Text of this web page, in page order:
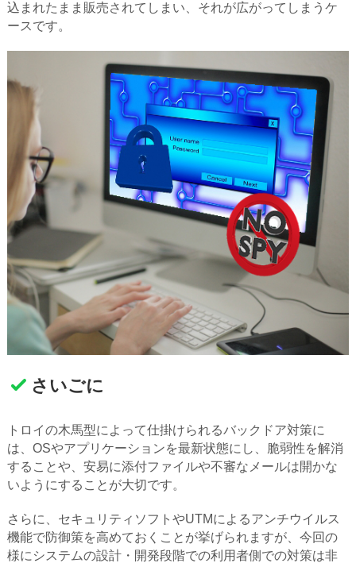
込まれたまま販売されてしまい、それが広がってしまうケ
ースです。
さいごに
トロイの木馬型によって仕掛けられるバックドア対策に
は、OSやアプリケーションを最新状態にし、脆弱性を解消
することや、安易に添付ファイルや不審なメールは開かな
いようにすることが大切です。
さらに、セキュリティソフトやUTMによるアンチウイルス
機能で防御策を高めておくことが挙げられますが、今回の
様にシステムの設計・開発段階での利用者側での対策は非